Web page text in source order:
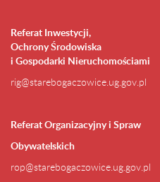
Referat Inwestycji,
Ochrony Środowiska
i Gospodarki Nieruchomościami
rig@starebogaczowice.ug.gov.pl
Referat Organizacyjny i Spraw
Obywatelskich
rop@starebogaczowice.ug.gov.pl